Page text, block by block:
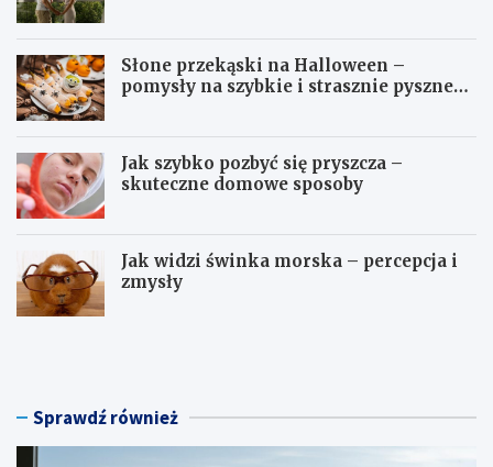
Słone przekąski na Halloween –
pomysły na szybkie i strasznie pyszne
Jak szybko pozbyć się pryszcza –
skuteczne domowe sposoby
Jak widzi świnka morska – percepcja i
zmysły
H
n
S
p Sprawdź również